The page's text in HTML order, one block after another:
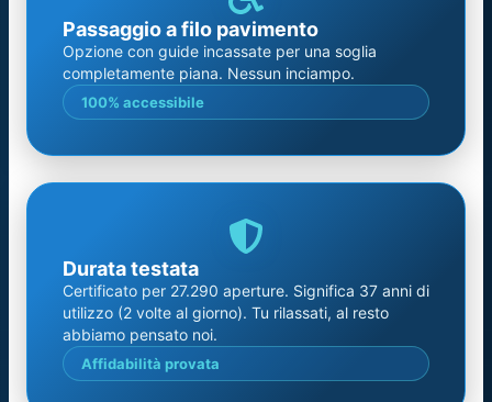
Passaggio a filo pavimento
Opzione con guide incassate per una soglia
completamente piana. Nessun inciampo.
100% accessibile
Durata testata
Certificato per 27.290 aperture. Significa 37 anni di
utilizzo (2 volte al giorno). Tu rilassati, al resto
abbiamo pensato noi.
Affidabilità provata